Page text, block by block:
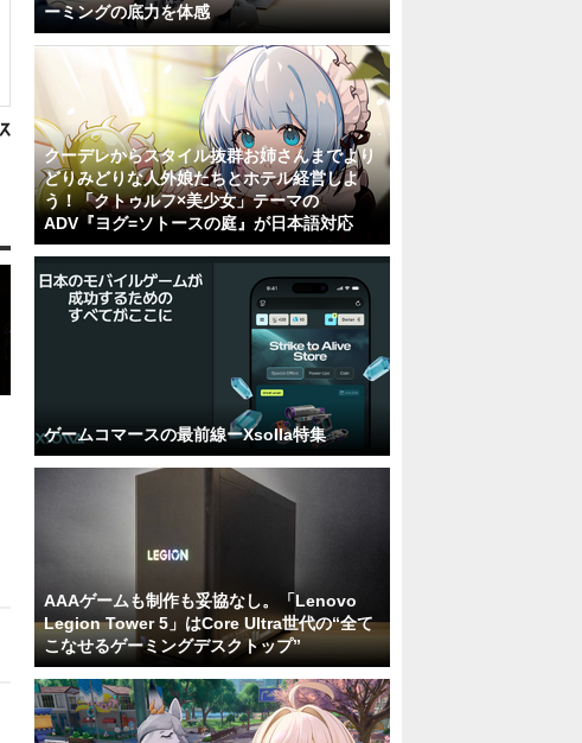
ーミングの底力を体感
クーデレからスタイル抜群お姉さんまでより
どりみどりな人外娘たちとホテル経営しよ
う！「クトゥルフ×美少女」テーマの
ADV『ヨグ=ソトースの庭』が日本語対応
ゲームコマースの最前線ーXsolla特集
AAAゲームも制作も妥協なし。「Lenovo
Legion Tower 5」はCore Ultra世代の“全て
こなせるゲーミングデスクトップ”